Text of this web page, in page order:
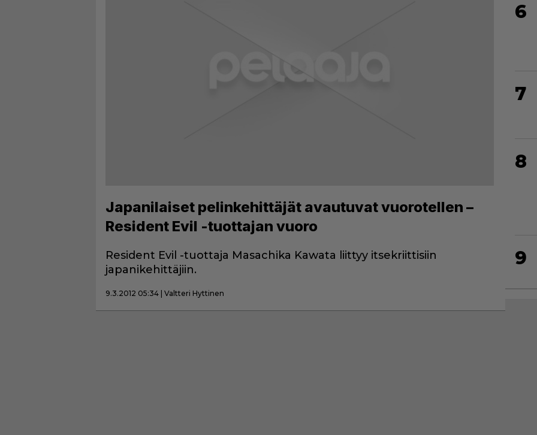
Japanilaiset pelinkehittäjät avautuvat vuorotellen –
Resident Evil -tuottajan vuoro
Resident Evil -tuottaja Masachika Kawata liittyy itsekriittisiin
japanikehittäjiin.
9.3.2012 05:34 | Valtteri Hyttinen
6
7
8
9